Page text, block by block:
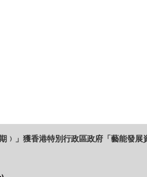
﹚」獲香港特別行政區政府「藝能發展